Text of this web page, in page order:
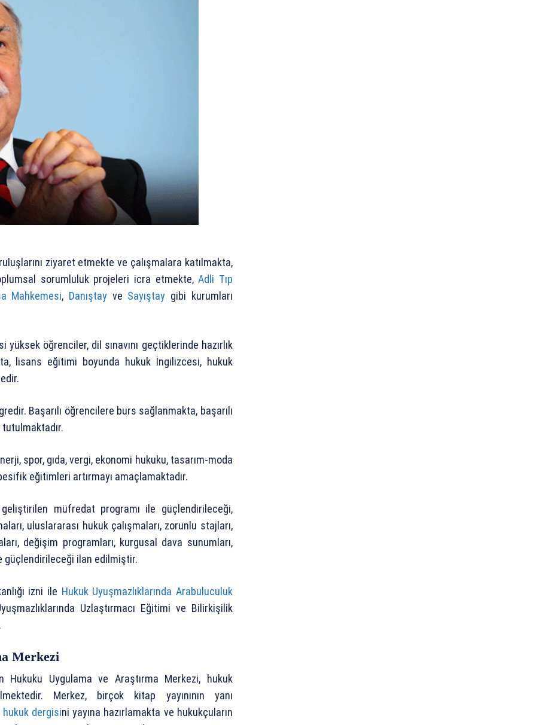
ziyaret etmekte ve çalışmalara katılmakta,
sorumluluk projeleri icra etmekte,Adli Tıp
Mahkemesi, Danıştay ve Sayıştay gibi kurumları
yüksek öğrenciler, dil sınavını geçtiklerinde hazırlık
lisans eğitimi boyunda hukuk İngilizcesi, hukuk
Başarılı öğrencilere burs sağlanmakta, başarılı
spor, gıda, vergi, ekonomi hukuku, tasarım-moda
eğitimleri artırmayı amaçlamaktadır.
müfredat programı ile güçlendirileceği,
uluslararası hukuk çalışmaları, zorunlu stajları,
değişim programları, kurgusal dava sunumları,
güçlendirileceği ilan edilmiştir.
izni ile Hukuk Uyuşmazlıklarında Arabuluculuk
Uzlaştırmacı Eğitimi ve Bilirkişilik
Merkezi
Hukuku Uygulama ve Araştırma Merkezi, hukuk
Merkez, birçok kitap yayınının yanı
dergisini yayına hazırlamakta ve hukukçuların